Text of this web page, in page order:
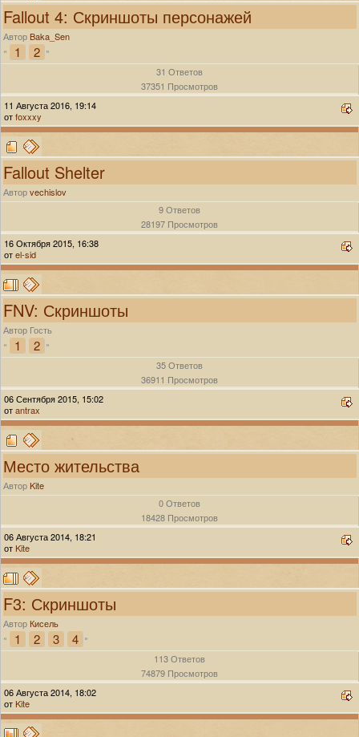
Fallout 4: Скриншоты персонажей
АвторBaka_Sen
« 1 2 »
31 Ответов
37351 Просмотров
11 Августа 2016, 19:14
отfoxxxy
Fallout Shelter
Авторvechislov
9 Ответов
28197 Просмотров
16 Октября 2015, 16:38
отel-sid
FNV: Скриншоты
Автор Гость
« 1 2 »
35 Ответов
36911 Просмотров
06 Сентября 2015, 15:02
отantrax
Место жительства
АвторKite
0 Ответов
18428 Просмотров
06 Августа 2014, 18:21
отKite
F3: Скриншоты
Автор Кисель
« 1 2 3 4 »
113 Ответов
74879 Просмотров
06 Августа 2014, 18:02
отKite